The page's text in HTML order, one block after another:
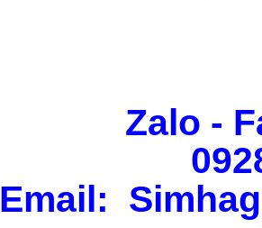
Zalo -
Email: